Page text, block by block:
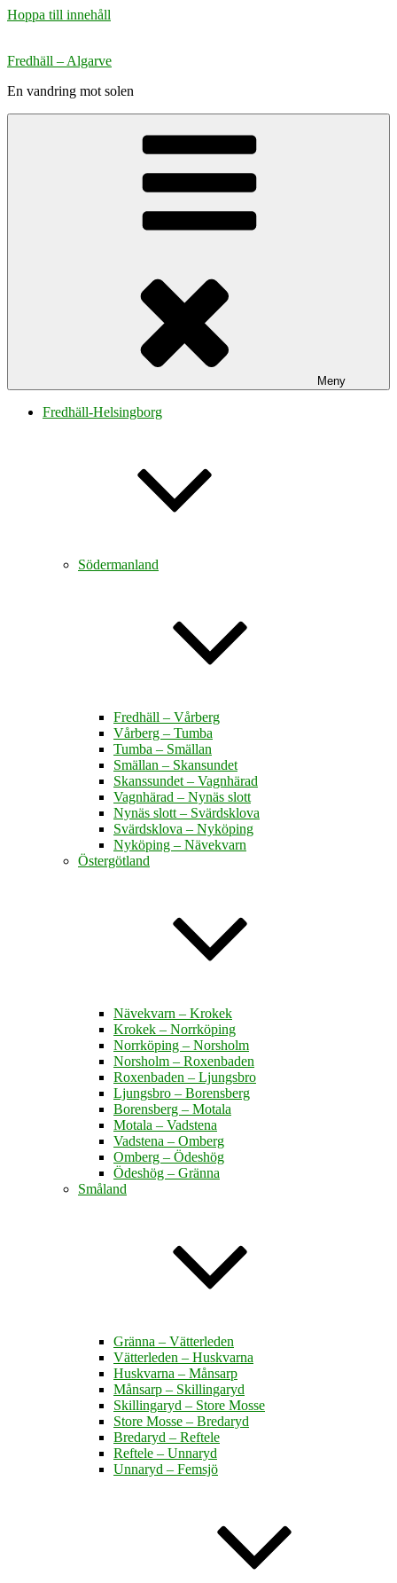
Hoppa till innehåll
Fredhäll – Algarve
En vandring mot solen
Meny
Fredhäll-Helsingborg
Södermanland
Fredhäll – Vårberg
Vårberg – Tumba
Tumba – Smällan
Smällan – Skansundet
Skanssundet – Vagnhärad
Vagnhärad – Nynäs slott
Nynäs slott – Svärdsklova
Svärdsklova – Nyköping
Nyköping – Nävekvarn
Östergötland
Nävekvarn – Krokek
Krokek – Norrköping
Norrköping – Norsholm
Norsholm – Roxenbaden
Roxenbaden – Ljungsbro
Ljungsbro – Borensberg
Borensberg – Motala
Motala – Vadstena
Vadstena – Omberg
Omberg – Ödeshög
Ödeshög – Gränna
Småland
Gränna – Vätterleden
Vätterleden – Huskvarna
Huskvarna – Månsarp
Månsarp – Skillingaryd
Skillingaryd – Store Mosse
Store Mosse – Bredaryd
Bredaryd – Reftele
Reftele – Unnaryd
Unnaryd – Femsjö